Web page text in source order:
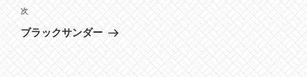
ビ
ゲ
ー
シ
稿
次
の
投
稿
次
ブラックサンダー